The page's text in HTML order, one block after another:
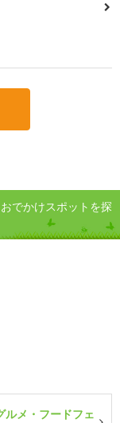
でかけスポットを探
ルメ・フードフェ